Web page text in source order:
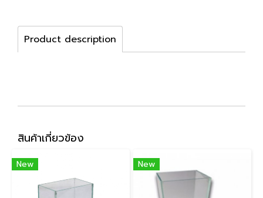
Product description
สินค้าเกี่ยวข้อง
New New